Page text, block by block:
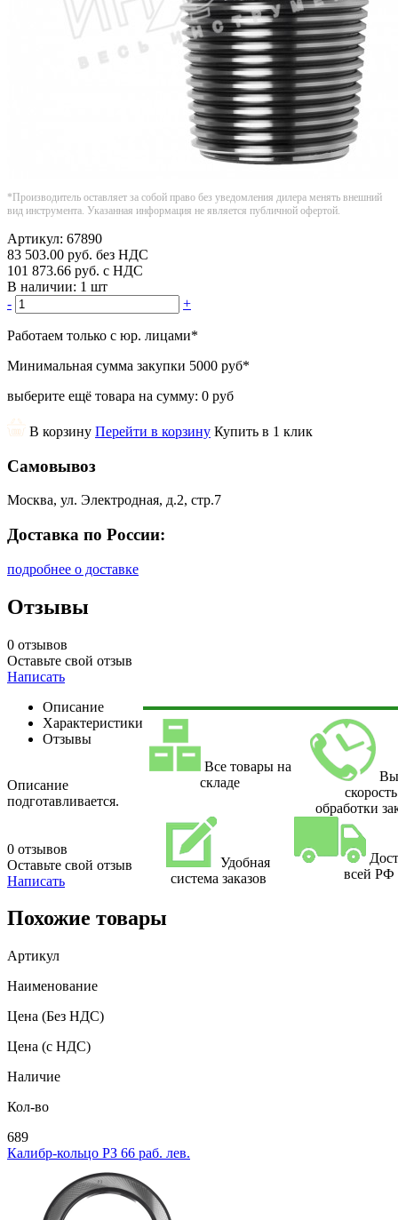
*Производитель оставляет за собой право без уведомления дилера менять внешний
вид инструмента. Указанная информация не является публичной офертой.
Артикул: 67890
83 503.00 руб. без НДС
101 873.66 руб. с НДС
В наличии: 1 шт
-
+
Работаем только с юр. лицами*
Минимальная сумма закупки 5000 руб*
выберите ещё товара на сумму: 0 руб
В корзину Перейти в корзину Купить в 1 клик
Самовывоз
Москва, ул. Электродная, д.2, стр.7
Доставка по России:
подробнее о доставке
Отзывы
0 отзывов
Оставьте свой отзыв
Написать
Описание
Характеристики
Отзывы
Описание
подготавливается.
0 отзывов
Оставьте свой отзыв
Написать
Все товары на
складе
скорость
обработки
Удобная
система заказов
всей РФ
Похожие товары
Артикул
Наименование
Цена (Без НДС)
Цена (с НДС)
Наличие
Кол-во
689
Калибр-кольцо РЗ 66 раб. лев.